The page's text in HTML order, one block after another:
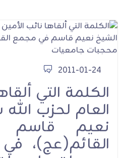
2011-01-24
الكلمة التي
العام لحزب
نعيم
القائم(عج)،